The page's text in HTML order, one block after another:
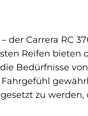
– der Carrera RC
Reifen bieten
Bedürfnisse
zu werden,